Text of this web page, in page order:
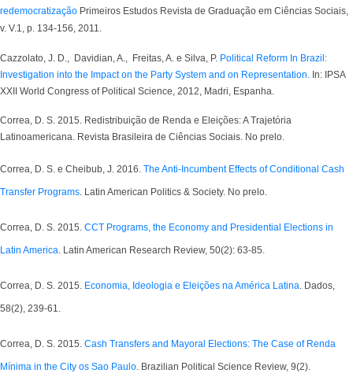
redemocratização Primeiros Estudos Revista de Graduação em Ciências Sociais,
v. V.1, p. 134-156, 2011.
Cazzolato, J. D., Davidian, A Freitas, A . e Silva, P. Political Reform In Brazil:
Investigation into the Impact on the Party System and on Representation. In: IPSA
XXII World Congress of Political Science, 2012, Madri, Espanha.
Correa, D. S. 2015. Redistribuição de Renda e Eleições: A Trajetória
Latinoamericana. Revista Brasileira de Ciências Sociais. No prelo.
Correa, D. S. e Cheibub, J. 2016. The Anti-Incumbent Effects of Conditional Cash
Transfer Programs . Latin American Politics & Society. No prelo.
Correa, D. S. 2015. CCT Programs, the Economy and Presidential Elections in
Latin America . Latin American Research Review, 50(2): 63-85.
Correa, D. S. 2015. Economia, Ideologia e Eleições na América Latina . Dados,
58(2), 239-61.
Correa, D. S. 2015. Cash Transfers and Mayoral Elections: The Case of Renda
Mínima in the City os Sao Paulo . Brazilian Political Science Review, 9(2).